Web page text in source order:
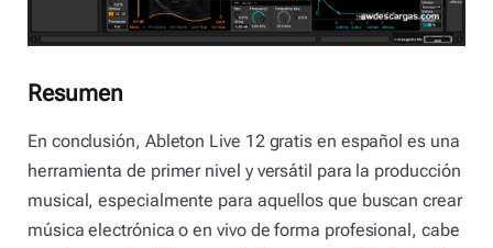
Resumen
En conclusión, Ableton Live 12 gratis en español es una
herramienta de primer nivel y versátil para la producción
musical, especialmente para aquellos que buscan crear
música electrónica o en vivo de forma profesional, cabe